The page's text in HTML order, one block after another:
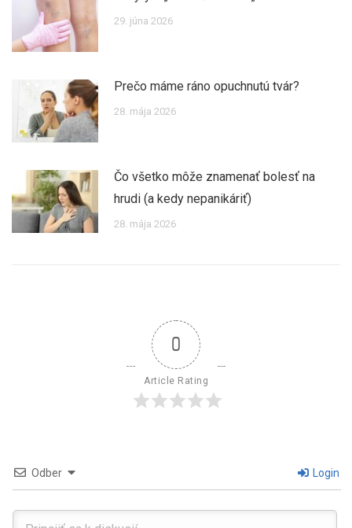
29. júna 2026
Prečo máme ráno opuchnutú tvár?
28. mája 2026
Čo všetko môže znamenať bolesť na
hrudi (a kedy nepanikáriť)
28. mája 2026
0
Article Rating
Odber Login